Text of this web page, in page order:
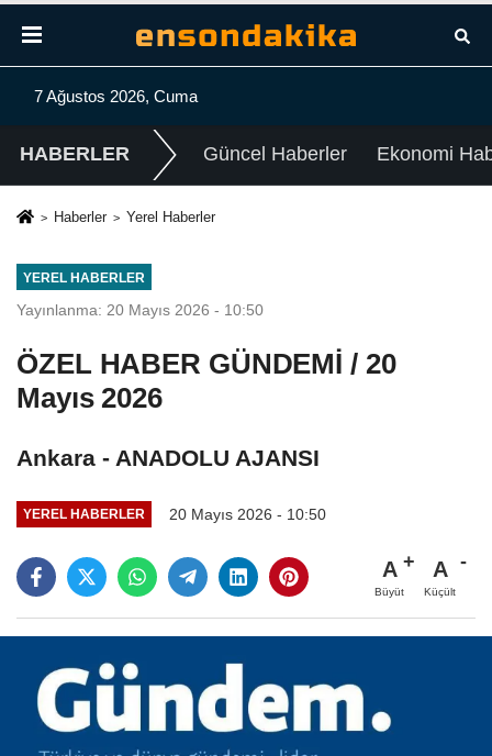
7 Ağustos 2026, Cuma
HABERLER Güncel Haberler Ekonomi
Haberler Yerel Haberler
YEREL HABERLER
Yayınlanma: 20 Mayıs 2026 - 10:50
ÖZEL HABER GÜNDEMİ / 20
Mayıs 2026
Ankara - ANADOLU AJANSI
YEREL HABERLER 20 Mayıs 2026 - 10:50
A
Büyüt
A
Küçült